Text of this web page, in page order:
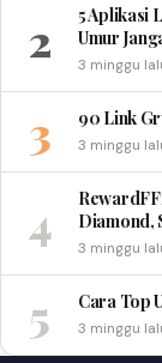
2
5 Aplikasi
Umur
3 minggu
3 90 Link
3 minggu
4
Diamond,
3 minggu
5 Cara Top
3 minggu